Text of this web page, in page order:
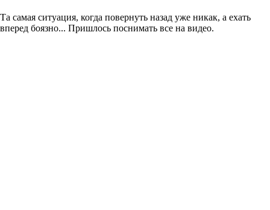
Та самая ситуация, когда повернуть назад уже никак, а ехать
вперед боязно... Пришлось поснимать все на видео.